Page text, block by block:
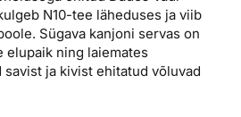
N10-tee läheduses ja viib
Sügava kanjoni servas on
elupaik ning laiemates
ja kivist ehitatud võluvad